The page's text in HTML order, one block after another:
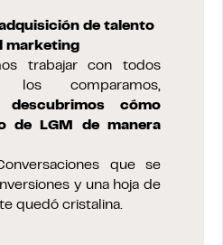
de talento
marketing
trabajar con todos
los comparamos,
descubrimos cómo
de LGM de manera
que se
y una hoja de
quedó cristalina.